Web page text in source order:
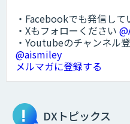
・Facebookでも発信して
・Xもフォローください
・Youtubeのチャンネル
@aismiley
メルマガに登録する
DXトピックス